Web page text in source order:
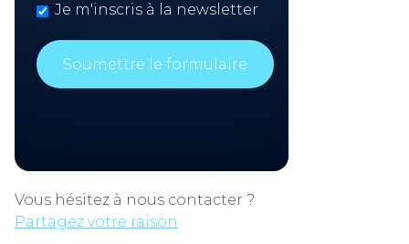
Je m'inscris à la newsletter
Vous hésitez à nous contacter ?
Partagez votre raison